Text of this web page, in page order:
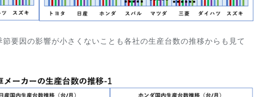
要因の影響が小さくないことも各社の生産台数の推移からも見て